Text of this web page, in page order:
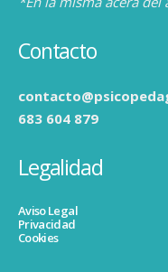
Contacto
683 604 879
Legalidad
Aviso Legal
Privacidad
Cookies